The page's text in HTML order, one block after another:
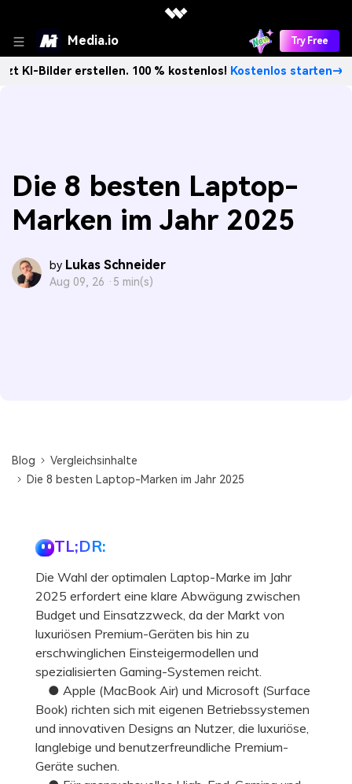
Media.io Try Free
erstellen. 100 % kostenlos!Kostenlos starten→
Die 8 besten Laptop-
Marken im Jahr 2025
by Lukas Schneider
Aug 09, 26 · 5 min(s)
Blog
Vergleichsinhalte
Die 8 besten Laptop-Marken im Jahr 2025
TL;DR:
Die Wahl der optimalen Laptop-Marke im Jahr
2025 erfordert eine klare Abwägung zwischen
Budget und Einsatzzweck, da der Markt von
luxuriösen Premium-Geräten bis hin zu
erschwinglichen Einsteigermodellen und
spezialisierten Gaming-Systemen reicht.
● Apple (MacBook Air) und Microsoft (Surface
Book) richten sich mit eigenen Betriebssystemen
und innovativen Designs an Nutzer, die luxuriöse,
langlebige und benutzerfreundliche Premium-
Geräte suchen.